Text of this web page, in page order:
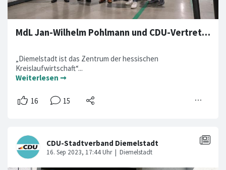
MdL Jan-Wilhelm Pohlmann und CDU-Vertreter besuchen "Prima Welle"
„Diemelstadt ist das Zentrum der hessischen
Kreislaufwirtschaft“...
Weiterlesen ➞